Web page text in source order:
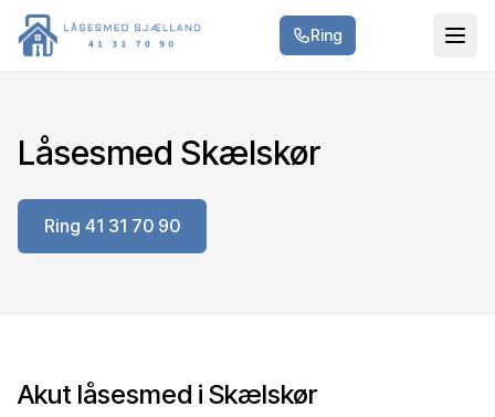
Ring
Låsesmed Skælskør
Ring 41 31 70 90
Akut låsesmed i Skælskør